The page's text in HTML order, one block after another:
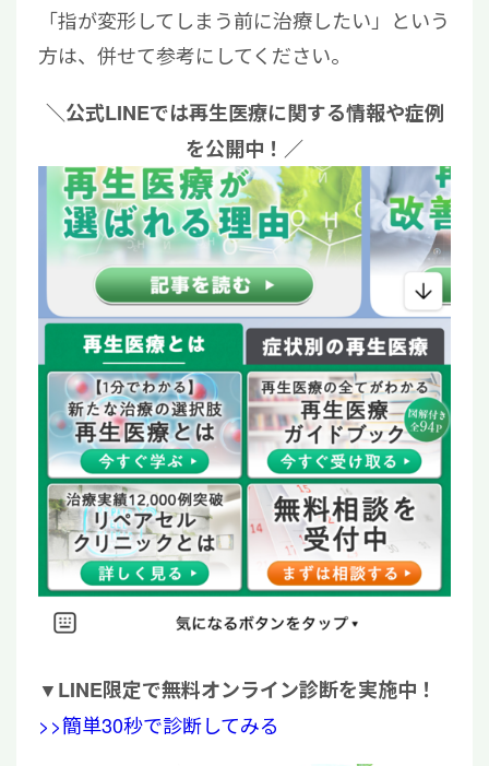
「指が変形してしまう前に治療したい」という
方は、併せて参考にしてください。
＼公式LINEでは再生医療に関する情報や症例
を公開中！／
▼LINE限定で無料オンライン診断を実施中！
>>簡単30秒で診断してみる